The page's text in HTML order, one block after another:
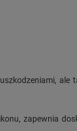
ale
zapewnia